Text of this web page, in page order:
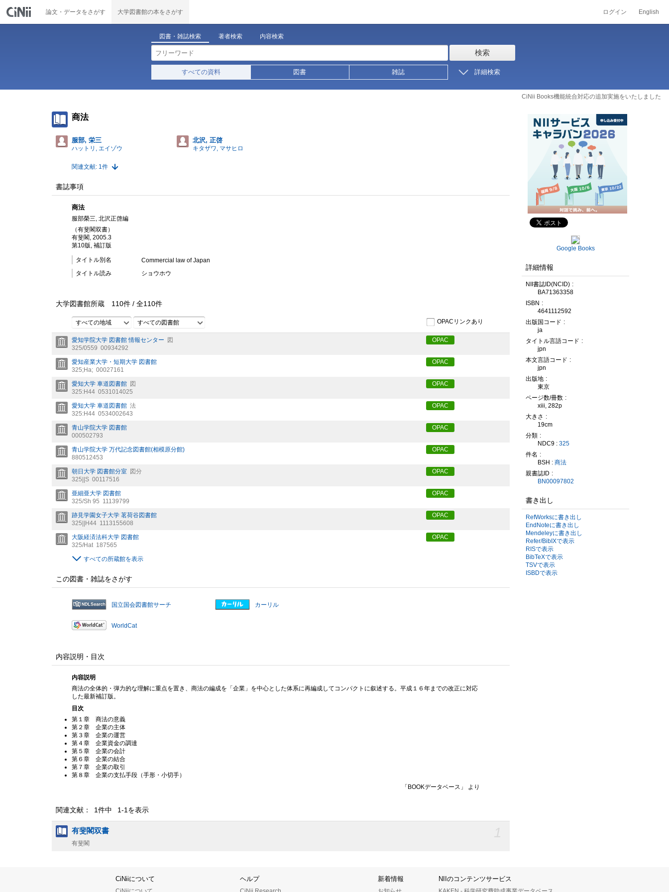
論文・データをさがす 大学図書館の本をさがす ログイン English
図書・雑誌検索 著者検索 内容検索
検索
すべての資料 図書 雑誌 詳細検索
CiNii Books機能統合対応の追加実施をいたしました
商法
服部, 栄三
ハットリ, エイゾウ
北沢, 正啓
キタザワ, マサヒロ
関連文献: 1件
書誌事項
商法
服部榮三, 北沢正啓編
（有斐閣双書）
有斐閣, 2005.3
第10版, 補訂版
タイトル別名
Commercial law of Japan
タイトル読み
ショウホウ
大学図書館所蔵 110件 / 全110件
すべての地域 すべての図書館 OPACリンクあり
愛知学院大学 図書館 情報センター
図
325/0559 00934292
OPAC
愛知産業大学・短期大学 図書館
325;Ha; 00027161
OPAC
愛知大学 車道図書館 図
325:H44 0531014025
OPAC
愛知大学 車道図書館 法
325:H44 0534002643
OPAC
青山学院大学 図書館
000502793
OPAC
青山学院大学 万代記念図書館(相模原分館)
880512453
OPAC
朝日大学 図書館分室 図分
325||S 00117516
OPAC
亜細亜大学 図書館
325/Sh 95 11139799
OPAC
跡見学園女子大学 茗荷谷図書館
325||H44 1113155608
OPAC
大阪経済法科大学 図書館
325/Hat 187565
OPAC
すべての所蔵館を表示
この図書・雑誌をさがす
国立国会図書館サーチ カーリル
WorldCat
内容説明・目次
内容説明
商法の全体的・弾力的な理解に重点を置き、商法の編成を「企業」を中心とした体系に再編成してコンパクトに叙述する。平成１６年までの改正に対応
した最新補訂版。
目次
第１章 商法の意義
第２章 企業の主体
第３章 企業の運営
第４章 企業資金の調達
第５章 企業の会計
第６章 企業の結合
第７章 企業の取引
第８章 企業の支払手段（手形・小切手）
「BOOKデータベース」 より
関連文献： 1件中 1-1を表示
有斐閣双書
有斐閣
Google Books
詳細情報
NII書誌ID(NCID)
BA71363358
ISBN
4641112592
出版国コード
ja
タイトル言語コード
jpn
本文言語コード
jpn
出版地
東京
ページ数/冊数
xiii, 282p
大きさ
19cm
分類
NDC9 : 325
件名
BSH : 商法
親書誌ID
BN00097802
書き出し
RefWorksに書き出し
EndNoteに書き出し
Mendeleyに書き出し
Refer/BibIXで表示
RISで表示
BibTeXで表示
TSVで表示
ISBDで表示
CiNiiについて ヘルプ 新着情報 NIIのコンテンツサービス